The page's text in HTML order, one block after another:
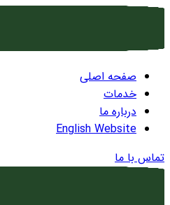
صفحه اصلی
خدمات
درباره ما
English Website
تماس با ما